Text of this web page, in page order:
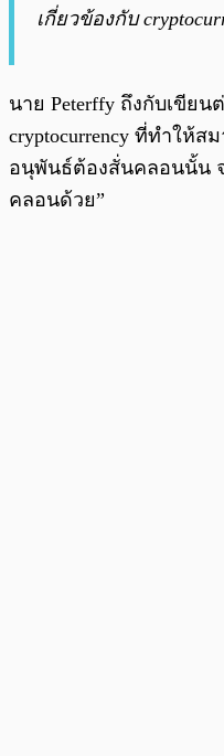
เกี่ยวข้องกับ
นาย Peterffy ถึงกับเขีย
cryptocurrency ที่ทำให้ส
อนุพันธ์ต้องสั่นคลอนนั้น
คลอนด้วย”